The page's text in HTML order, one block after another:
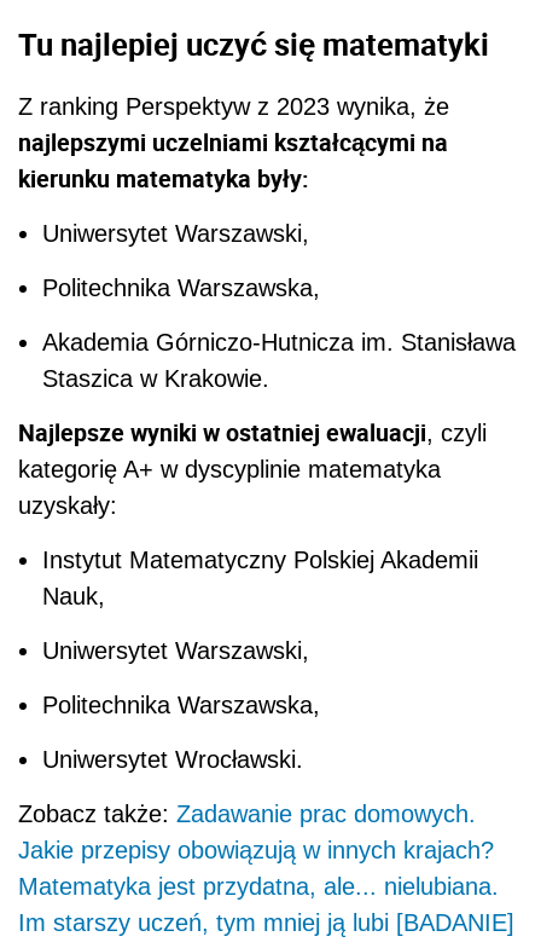
Tu najlepiej uczyć się matematyki
Z ranking Perspektyw z 2023 wynika, że
najlepszymi uczelniami kształcącymi na
kierunku matematyka były:
Uniwersytet Warszawski,
Politechnika Warszawska,
Akademia Górniczo-Hutnicza im. Stanisława
Staszica w Krakowie.
Najlepsze wyniki w ostatniej ewaluacji, czyli
kategorię A+ w dyscyplinie matematyka
uzyskały:
Instytut Matematyczny Polskiej Akademii
Nauk,
Uniwersytet Warszawski,
Politechnika Warszawska,
Uniwersytet Wrocławski.
Zobacz także: Zadawanie prac domowych.
Jakie przepisy obowiązują w innych krajach?
Matematyka jest przydatna, ale... nielubiana.
Im starszy uczeń, tym mniej ją lubi [BADANIE]